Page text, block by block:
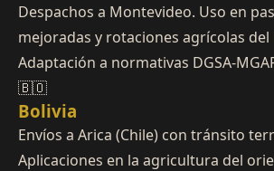
Despachos a Montevideo. Uso en
mejoradas y rotaciones agrícolas
Adaptación a normativas DGSA-
🇧🇴
Bolivia
Envíos a Arica (Chile) con tránsito
Aplicaciones en la agricultura del